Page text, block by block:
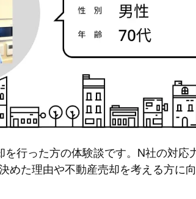
行った方の体験談です。N社の対応
めた理由や不動産売却を考える方に